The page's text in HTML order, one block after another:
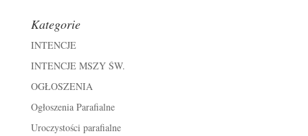
Kategorie
INTENCJE
INTENCJE MSZY ŚW.
OGŁOSZENIA
Ogłoszenia Parafialne
Uroczystości parafialne